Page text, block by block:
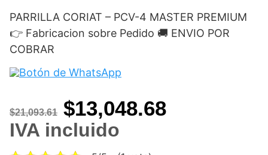
PARRILLA CORIAT – PCV-4 MASTER PREMIUM
👉 Fabricacion sobre Pedido 🚚 ENVIO POR
COBRAR
$21,093.61 Original
price
$13,048.68Current
IVA incluido